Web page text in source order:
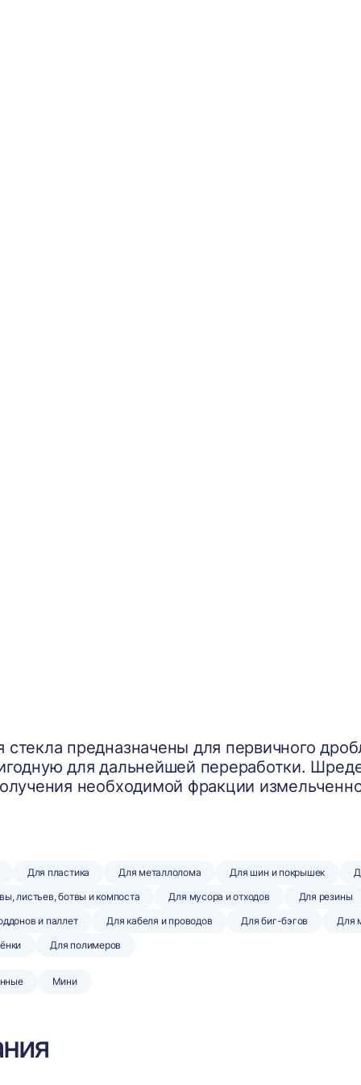
предназначены для первичного
для дальнейшей переработки.
необходимой фракции
Для пластика Для металлолома Для шин и покрышек
листьев, ботвы и компоста
Для мусора и отходов
Для резины
и паллет
Для кабеля и проводов Для биг-бэгов
Для
Для полимеров
Мини